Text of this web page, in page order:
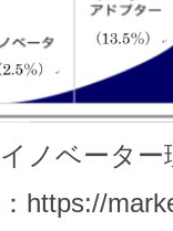
ノベータ
：https://